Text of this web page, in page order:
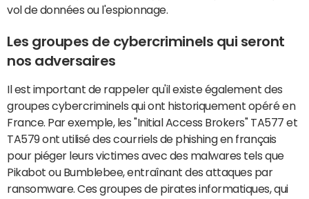
vol de données ou l'espionnage.
Les groupes de cybercriminels qui seront
nos adversaires
Il est important de rappeler qu'il existe également des
groupes cybercriminels qui ont historiquement opéré en
France. Par exemple, les "Initial Access Brokers" TA577 et
TA579 ont utilisé des courriels de phishing en français
pour piéger leurs victimes avec des malwares tels que
Pikabot ou Bumblebee, entraînant des attaques par
ransomware. Ces groupes de pirates informatiques, qui